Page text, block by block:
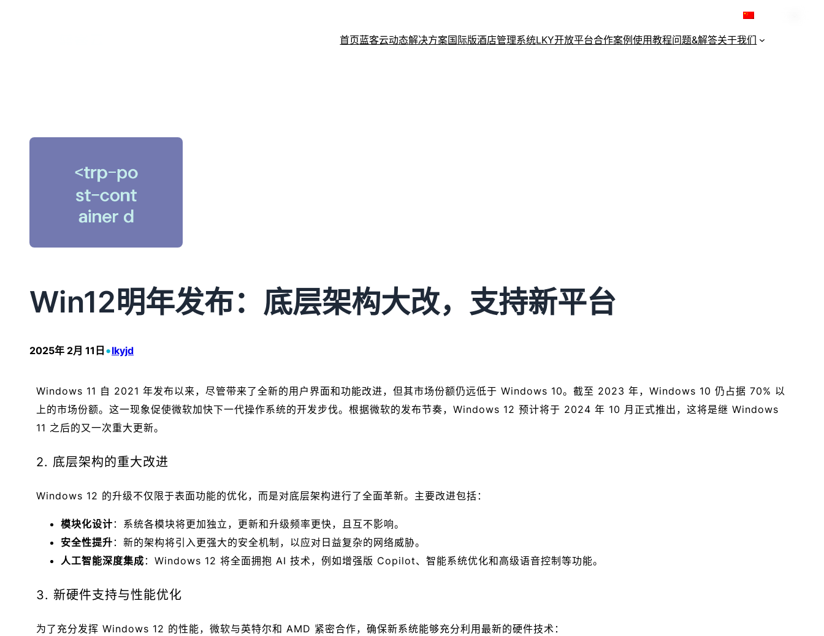
首页蓝客云动态解决方案国际版酒店管理系统LKY开放平台合作案例使用教程问题&解答关于我们
Win12明年发布：底层架构大改，支持新平台
2025年 2月 11日 •lkyjd
Windows 11 自 2021 年发布以来，尽管带来了全新的用户界面和功能改进，但其市场份额仍远低于 Windows 10。截至 2023 年，Windows 10 仍占据 70% 以
上的市场份额。这一现象促使微软加快下一代操作系统的开发步伐。根据微软的发布节奏，Windows 12 预计将于 2024 年 10 月正式推出，这将是继 Windows
11 之后的又一次重大更新。
2. 底层架构的重大改进
Windows 12 的升级不仅限于表面功能的优化，而是对底层架构进行了全面革新。主要改进包括：
模块化设计 ：系统各模块将更加独立，更新和升级频率更快，且互不影响。
安全性提升 ：新的架构将引入更强大的安全机制，以应对日益复杂的网络威胁。
人工智能深度集成 ：Windows 12 将全面拥抱 AI 技术，例如增强版 Copilot、智能系统优化和高级语音控制等功能。
3. 新硬件支持与性能优化
为了充分发挥 Windows 12 的性能，微软与英特尔和 AMD 紧密合作，确保新系统能够充分利用最新的硬件技术：